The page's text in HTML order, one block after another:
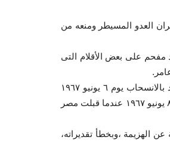
العدو المسيطر ومنعه من
مفحم على بعض الأقلام التى
من المحزن أن شهداء مصر فى اليوم الأول للقتال كان٢٩٤ شهيدا، وبعد قرار المشير المنفرد بالانسحاب يوم ٦ يونيو ١٩٦٧
وبالطريقة التى تم تنفيذ القرار بها ، وصل عدد الشهداء المصريين إلى ٦٨١١ شهيدا مساء يوم ٨ يونيو ١٩٦٧ عندما قبلت مصر
يوم ٩ يونيو ١٩٦٧ بمسئوليته الكاملة عن الهزيمة ،وبخطأ تقديراته،